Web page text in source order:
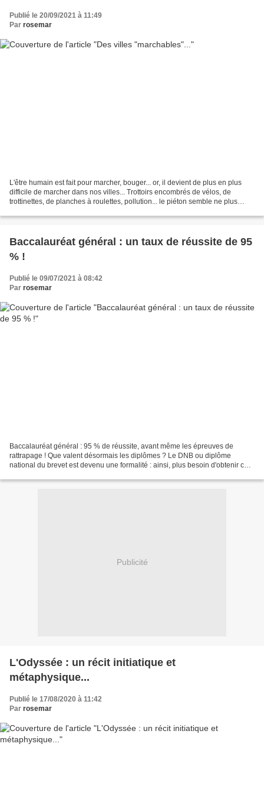
Publié le 20/09/2021 à 11:49
Par rosemar
L'être humain est fait pour marcher, bouger... or, il devient de plus en plus
difficile de marcher dans nos villes... Trottoirs encombrés de vélos, de
trottinettes, de planches à roulettes, pollution... le piéton semble ne plus
Baccalauréat général : un taux de réussite de 95
% !
Publié le 09/07/2021 à 08:42
Par rosemar
Baccalauréat général : 95 % de réussite, avant même les épreuves de
rattrapage ! Que valent désormais les diplômes ? Le DNB ou diplôme
national du brevet est devenu une formalité : ainsi, plus besoin d'obtenir ce
Publicité
L'Odyssée : un récit initiatique et
métaphysique...
Publié le 17/08/2020 à 11:42
Par rosemar